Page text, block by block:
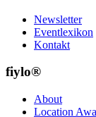
Newsletter
Eventlexikon
Kontakt
fiylo®
About
Location